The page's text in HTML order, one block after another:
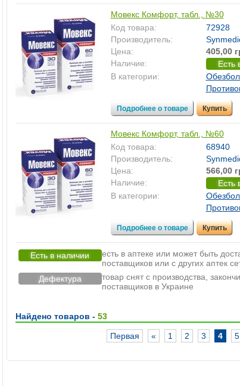
Мовекс Комфорт, табл., №30
Код товара:
72928
Производитель:
Цена:
405,00
Наличие:
Есть
В категории:
Подробнее о товаре Купить
Мовекс Комфорт, табл., №60
Код товара:
68940
Производитель:
Цена:
566,00
Наличие:
Есть
В категории:
Подробнее о товаре Купить
Есть в наличии
есть в аптеке или может быть
поставщиков или с других аптек
Дефектура
товар снят с производства,
поставщиков в Украине
Найдено товаров - 53
Первая « 1 2 3 4 5